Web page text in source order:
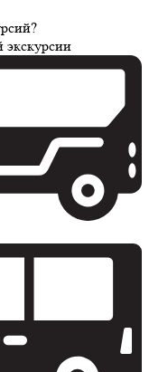
экскурсии